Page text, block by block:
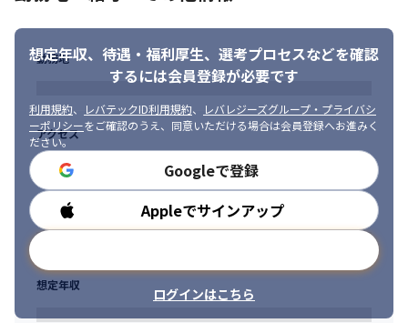
想定年収、待遇・福利厚生、 選考プロセスなどを確認
するには会員登録が必要です
利用規約、 レバテックID利用規約、
レバレジーズグループ・プライバシ
ーポリシーをご確認のうえ、同意いただける場合は会員登録へお進みく
ださい。
Googleで登録
Appleでサインアップ
ログインはこちら
勤務地
アクセス
勤務時間
想定年収